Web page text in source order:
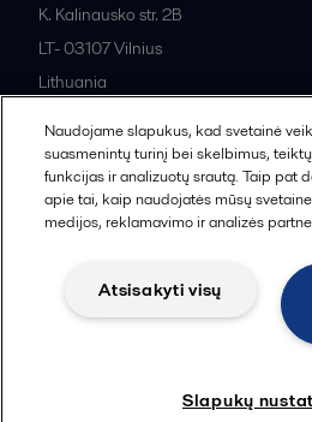
K. Kalinausko str. 2B
LT- 03107Vilnius
Lithuania
All offices and partners
© 2015-2026, ALFA
Cookies policy Legal
Naudojame slapukus, kad svetainė
suasmenintų turinį bei skelbimus,
funkcijas ir analizuotų srautą. Taip pat
apie tai, kaip naudojatės mūsų
medijos, reklamavimo ir analizės
Atsisakyti visų
Slapukų